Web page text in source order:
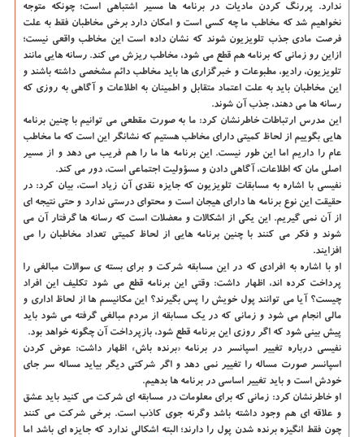
ندارد. پررنگ كردن مادیات در برنامه ها مسیر اشتباهی است؛ چونكه متوجه
نخواهیم شد كه مخاطب ما چه كسی است و امكان دارد برخی مخاطبان فقط به علت
فرصت مادی جذب تلویزیون شوند كه نشان داده است این مخاطب واقعی نیست؛
ازاین رو زمانی كه برنامه هم قطع می شود، مخاطب ریزش می كند. رسانه هایی مانند
تلویزیون، رادیو، مطبوعات و خبرگزاری ها باید مخاطب دائم مشخصی داشته باشند و
این مخاطبان باید به علت اعتماد متقابل و اطمینان به اطلاعات و آگاهی به روزی كه
رسانه ها می دهند، جذب آن شوند.
این مدرس ارتباطات خاطرنشان كرد: ما به صورت مقطعی می توانیم با چنین برنامه
هایی بگوییم از لحاظ كمیتی دارای مخاطب هستیم كه نشانگر این است كه ما مخاطب
عام را داریم اما این طور نیست. این برنامه ها ما را هم فریب می دهد و از مسیر
اصلی مان كه اطلاعات، آگاهی دادن و مسؤولیت اجتماعی است، دور می كند.
نفیسی با اشاره به مسابقات تلویزیون كه جایزه نقدی آن زیاد است، بیان كرد: در
حقیقت این نوع برنامه ها دارای هیجان است و محتوای درستی ندارد و حتی نتیجه ای
از آن نمی گیریم. این یكی از اشكالات و معضلات است كه رسانه ها گرفتار آن می
شوند و فكر می كنند با چنین برنامه هایی از لحاظ كمیتی تعداد مخاطبان را می
افزایند.
او با اشاره به افرادی كه در این مسابقه شركت و برای بسته ی سوالات مبالغی را
پرداخت كرده اند، اظهار داشت: وقتی این برنامه قطع می شود تكلیف این افراد
چیست؟ آیا می توانند پول خویش را پس بگیرند؟ این مكانیسم ها از لحاظ اداری و
مالی انجام می شود و زمانی كه در یك مسابقه از مردم مبالغی گرفته می شود باید
پیش بینی شود كه اگر روزی این برنامه قطع شود، بازپرداخت آن چگونه خواهد بود.
نفیسی درباره تغییر اسپانسر در برنامه «برنده باش» اظهار داشت: عوض كردن
اسپانسر صورت مساله را تغییر نمی دهد و اگر شركتی دیگر بیاید مساله سر جای
خودش است و باید تغییر اساسی در برنامه ها بدهیم.
او خاطرنشان كرد: زمانی كه برای معلومات در مسابقه ای شركت می كنید باید عشق
و علاقه ای هم وجود داشته باشد وگرنه جوی كاذب است. برخی شركت می كنند
چون فقط انگیزه برنده شدن پول را دارند؛ البته اشكالی ندارد كه جایزه ای باشد اما